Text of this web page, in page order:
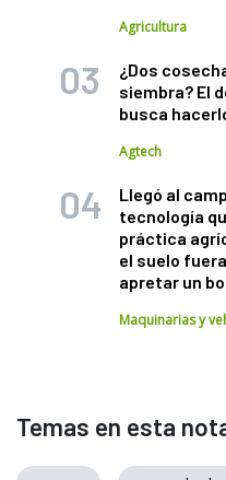
Agricultura
¿Dos
siembra? El
busca
Agtech
Llegó al
tecnología
práctica
el suelo
apretar un
Maquinarias y
Temas en esta